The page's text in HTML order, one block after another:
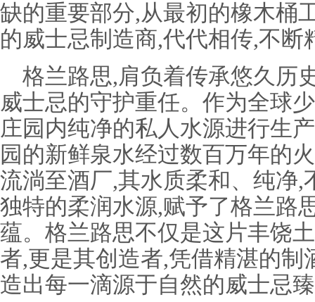
缺的重要部分,从最初的橡木桶
的威士忌制造商,代代相传,不断
格兰路思,肩负着传承悠久历
威士忌的守护重任。作为全球
庄园内纯净的私人水源进行生
园的新鲜泉水经过数百万年的
流淌至酒厂,其水质柔和、纯净
独特的柔润水源,赋予了格兰路
蕴。格兰路思不仅是这片丰饶
者,更是其创造者,凭借精湛的制
造出每一滴源于自然的威士忌